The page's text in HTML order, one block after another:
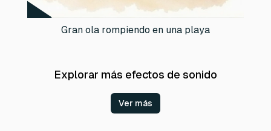
Gran ola rompiendo en una playa
Explorar más efectos de sonido
Ver más